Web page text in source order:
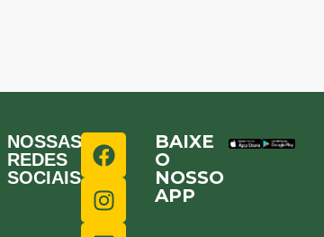
NOSSAS
REDES
SOCIAIS
BAIXE
O
NOSSO
APP